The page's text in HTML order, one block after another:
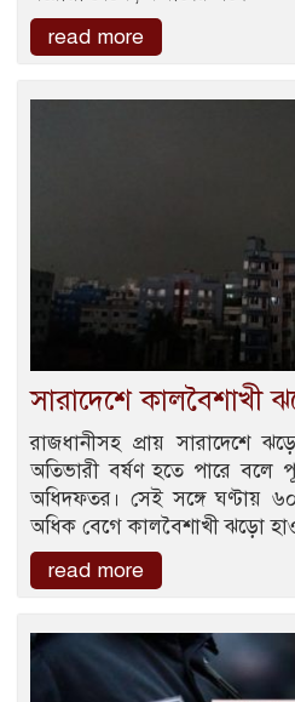
read more
সারাদেশে কালবৈশাখী
রাজধানীসহ প্রায় সারাদেশে
অতিভারী বর্ষণ হতে পারে বলে
অধিদফতর। সেই সঙ্গে ঘণ্টায়
অধিক বেগে কালবৈশাখী ঝড়ো
read more